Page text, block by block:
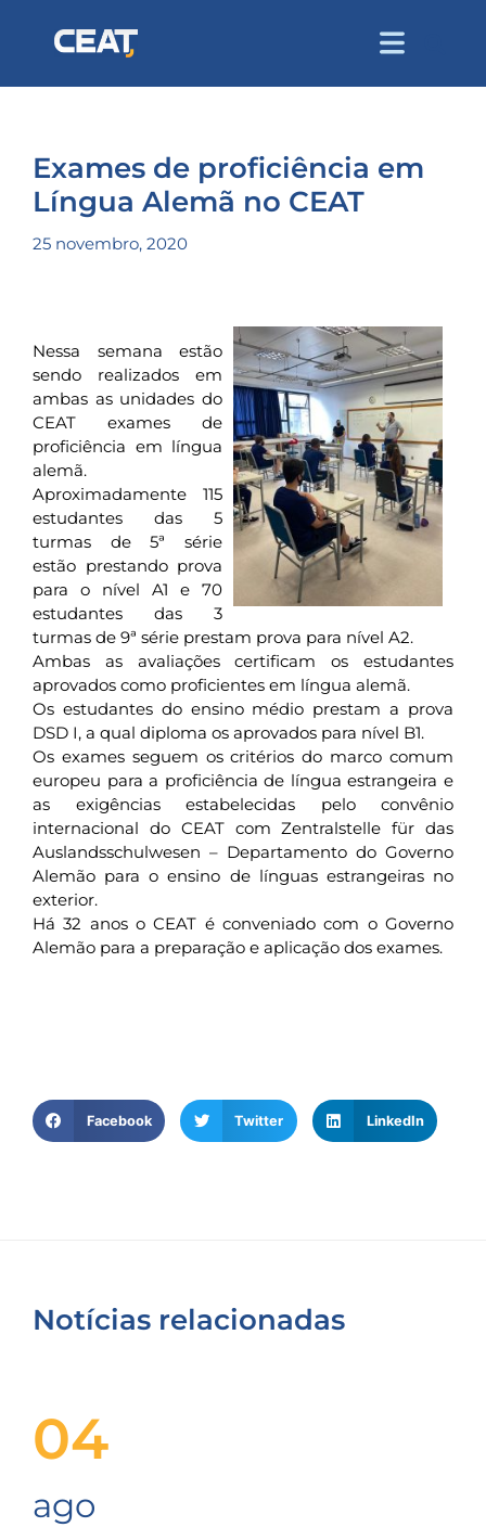
Exames de proficiência em
Língua Alemã no CEAT
25 novembro, 2020
Nessa semana estão
sendo realizados em
ambas as unidades do
CEAT exames de
proficiência em língua
alemã.
Aproximadamente 115
estudantes das 5
turmas de 5ª série
estão prestando prova
para o nível A1 e 70
estudantes das 3
turmas de 9ª série prestam prova para nível A2.
Ambas as avaliações certificam os estudantes
aprovados como proficientes em língua alemã.
Os estudantes do ensino médio prestam a prova
DSD I, a qual diploma os aprovados para nível B1.
Os exames seguem os critérios do marco comum
europeu para a proficiência de língua estrangeira e
as exigências estabelecidas pelo convênio
internacional do CEAT com Zentralstelle für das
Auslandsschulwesen – Departamento do Governo
Alemão para o ensino de línguas estrangeiras no
exterior.
Há 32 anos o CEAT é conveniado com o Governo
Alemão para a preparação e aplicação dos exames.
Facebook Twitter LinkedIn
Notícias relacionadas
04
ago